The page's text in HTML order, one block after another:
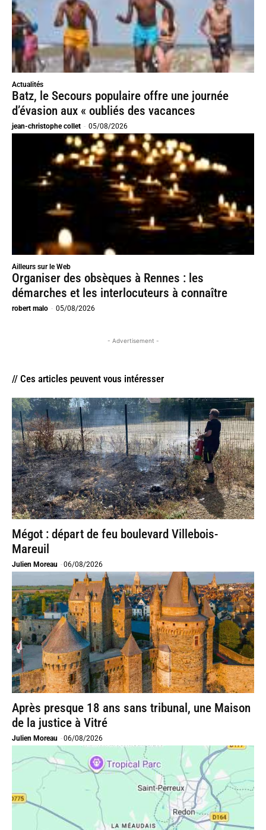
Actualités
Batz, le Secours populaire offre une journée
d’évasion aux « oubliés des vacances
jean-christophe collet - 05/08/2026
Ailleurs sur le Web
Organiser des obsèques à Rennes : les
démarches et les interlocuteurs à connaître
robert malo - 05/08/2026
- Advertisement -
// Ces articles peuvent vous intéresser
Mégot : départ de feu boulevard Villebois-
Mareuil
Julien Moreau -06/08/2026
Après presque 18 ans sans tribunal, une Maison
de la justice à Vitré
Julien Moreau -06/08/2026